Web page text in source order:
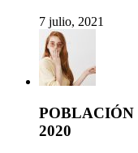
7 julio, 2021
2020